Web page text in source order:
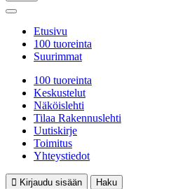
Etusivu
100 tuoreinta
Suurimmat
100 tuoreinta
Keskustelut
Näköislehti
Tilaa Rakennuslehti
Uutiskirje
Toimitus
Yhteystiedot
Kirjaudu sisään
Haku